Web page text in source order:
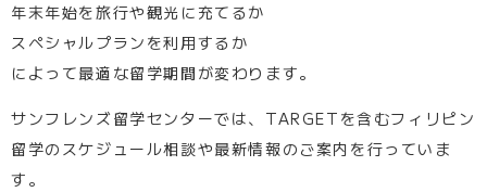
年末年始を旅行や観光に充てるか
スペシャルプランを利用するか
によって最適な留学期間が変わります。
サンフレンズ留学センターでは、TARGETを含むフィリピン
留学のスケジュール相談や最新情報のご案内を行っていま
す。